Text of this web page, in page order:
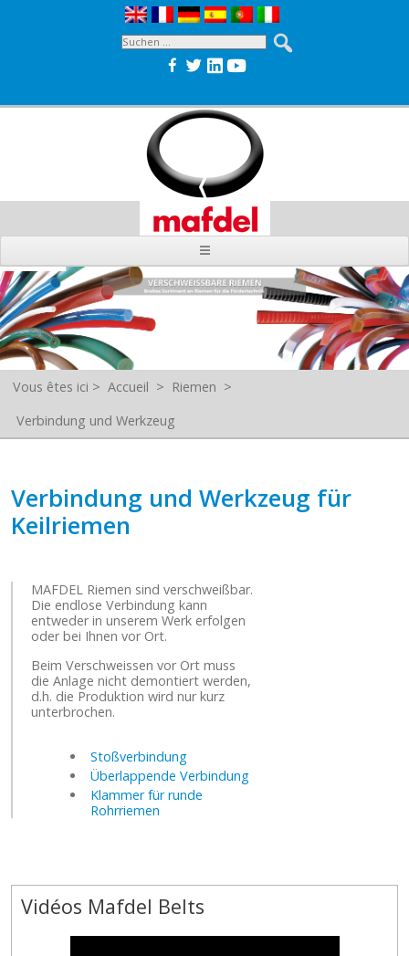
Vous êtes ici > Accueil > Riemen >
Verbindung und Werkzeug
Verbindung und Werkzeug für
Keilriemen
MAFDEL Riemen sind verschweißbar.
Die endlose Verbindung kann
entweder in unserem Werk erfolgen
oder bei Ihnen vor Ort.
Beim Verschweissen vor Ort muss
die Anlage nicht demontiert werden,
d.h. die Produktion wird nur kurz
unterbrochen.
Stoßverbindung
Überlappende Verbindung
Klammer für runde
Rohrriemen
Vidéos Mafdel Belts